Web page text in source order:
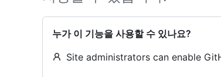
누가 이 기능을 사용할 수 있나요?
Site administrators can enable